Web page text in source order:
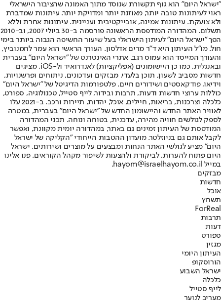
"ישראל היום" הוא גוף תקשורת שנוסד מתוך האמונה שהציבור הישראלי
ראוי לעיתונות טובה יותר, מאוזנת יותר ומדויקת יותר. עיתונות שמדברת
ולא צועקת. עיתונות אמינה, אובייקטיבית ועניינית. עיתונות אחרת וללא
תשלום. המהדורה המודפסת הראשונה פורסמה ב-30 ביולי 2007, וב-2010
הפך "ישראל היום" לעיתון הישראלי בעל שיעור החשיפה הגבוה ביותר בימי
חול. מו"ל העיתון היא ד"ר מרים אדלסון. העורך הראשי הוא עמר לחמנוביץ,
והעורך המייסד הוא עמוס רגב. אתרי האינטרנט של "ישראל היום" בעברית
ובאנגלית, כמו כן היישומונים (אפליקציות) לאנדרואיד ול-iOS, מציגים
חדשות מסביב לשעון, תוכן בלעדי, מבזקים ועדכונים, ניתוחים ופרשנויות,
וידיאו, פודקאסטים ושידורים חיים. פלטפורמות הדיגיטל של "ישראל היום"
כוללות ערוצי חדשות ודעות, תרבות ובידור, לייף סטייל, טכנולוגיה, ספורט,
כלכלה וצרכנות, בריאות, חיילים, אוכל, יהדות, תיירות ורכב. ב-2021 עלו
לאוויר האתר החדש והיישומון החדש של "ישראל היום" בעברית, במטרה
לספק לגולשים חוויה מהירה, עדכנית, בטוחה ונוחה. תכני המהדורה
המודפסת של העיתון זמינים גם באתר, במהדורה יומית מקוונת, ואפשר
לקבל אותם גם בניוזלטר. מועדון ההטבות הייחודי "הקליקה של ישראל
היום" מציע לגולשי האתר הנחות ומבצעים על מוצרים ושירותים. ישראל
היום פתוח להערות, לביקורת ולהצעות לשיפור מקהל הקוראים. פנו אלינו
במייל hayom@israelhayom.co.il.
מבזקים
חדשות
אוכל
תשחץ
ForReal
תרבות
דעות
ספורט
מגזין
העיתון היומי
הורוסקופ
ישראל השבוע
כלכלה
לייף סטייל
מעריב לנוער